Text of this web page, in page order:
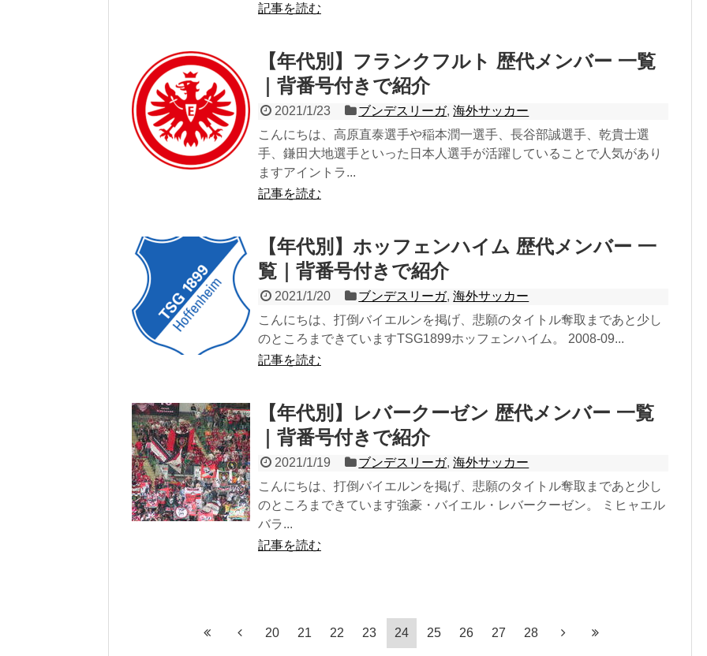
記事を読む
【年代別】フランクフルト 歴代メンバー 一覧
｜背番号付きで紹介
2021/1/23 ブンデスリーガ,海外サッカー
こんにちは、高原直泰選手や稲本潤一選手、長谷部誠選手、乾貴士選
手、鎌田大地選手といった日本人選手が活躍していることで人気があり
ますアイントラ...
記事を読む
【年代別】ホッフェンハイム 歴代メンバー 一
覧｜背番号付きで紹介
2021/1/20 ブンデスリーガ,海外サッカー
こんにちは、打倒バイエルンを掲げ、悲願のタイトル奪取まであと少し
のところまできていますTSG1899ホッフェンハイム。 2008-09...
記事を読む
【年代別】レバークーゼン 歴代メンバー 一覧
｜背番号付きで紹介
2021/1/19 ブンデスリーガ,海外サッカー
こんにちは、打倒バイエルンを掲げ、悲願のタイトル奪取まであと少し
のところまできています強豪・バイエル・レバークーゼン。 ミヒャエル
バラ...
記事を読む
20 21 22 23 24 25 26 27 28